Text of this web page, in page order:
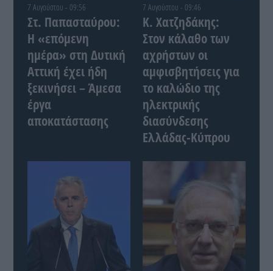
7 Αυγούστου - 09:56
Στ. Παπασταύρου:
Η «επόμενη
ημέρα» στη Δυτική
Αττική έχει ήδη
ξεκινήσει – Άμεσα
έργα
αποκατάστασης
7 Αυγούστου - 09:46
Κ. Χατζηδάκης:
Στον κάλαθο των
αχρήστων οι
αμφισβητήσεις για
το καλώδιο της
ηλεκτρικής
διασύνδεσης
Ελλάδας-Κύπρου